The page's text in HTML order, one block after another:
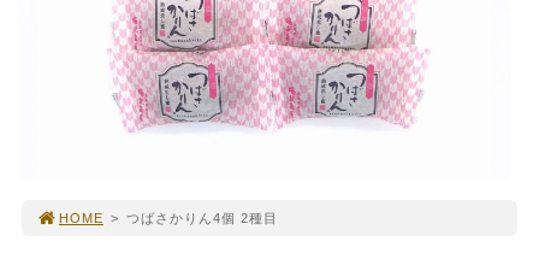
HOME > つばさかりん4個 2種目